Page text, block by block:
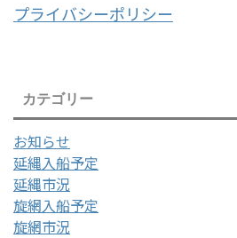
プライバシーポリシー
カテゴリー
お知らせ
延縄入船予定
延縄市況
旋網入船予定
旋網市況